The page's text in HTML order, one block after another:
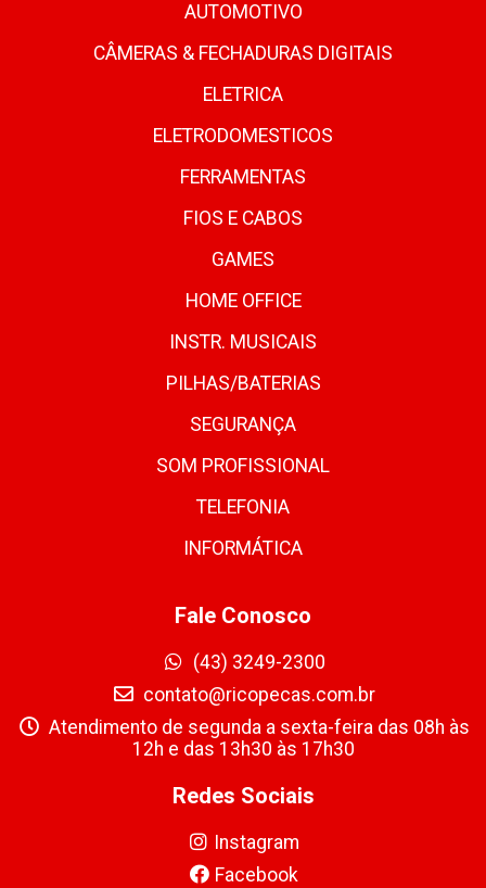
AUTOMOTIVO
CÂMERAS & FECHADURAS DIGITAIS
ELETRICA
ELETRODOMESTICOS
FERRAMENTAS
FIOS E CABOS
GAMES
HOME OFFICE
INSTR. MUSICAIS
PILHAS/BATERIAS
SEGURANÇA
SOM PROFISSIONAL
TELEFONIA
INFORMÁTICA
Fale Conosco
(43) 3249-2300
contato@ricopecas.com.br
Atendimento de segunda a sexta-feira das 08h às
12h e das 13h30 às 17h30
Redes Sociais
Instagram
Facebook